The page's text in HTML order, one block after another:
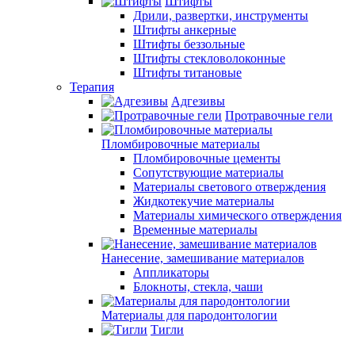
Дрили, развертки, инструменты
Штифты анкерные
Штифты беззольные
Штифты стекловолоконные
Штифты титановые
Терапия
Адгезивы
Протравочные гели
Пломбировочные материалы
Пломбировочные цементы
Сопутствующие материалы
Материалы светового отверждения
Жидкотекучие материалы
Материалы химического отверждения
Временные материалы
Нанесение, замешивание материалов
Аппликаторы
Блокноты, стекла, чаши
Материалы для пародонтологии
Тигли